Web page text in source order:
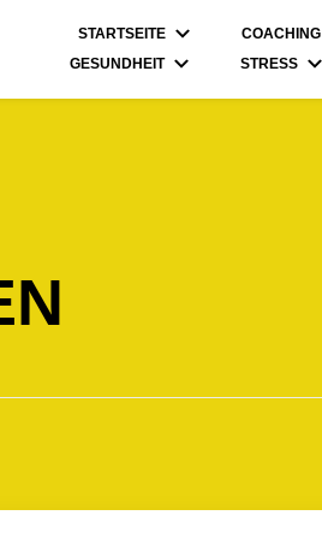
STARTSEITE COACHING
GESUNDHEIT
STRESS